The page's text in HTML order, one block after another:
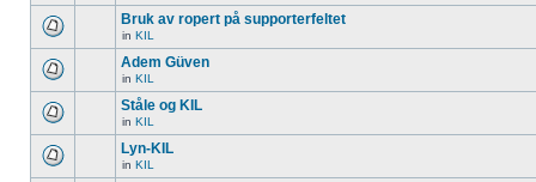
Bruk av ropert på supporterfeltet
in KIL
Adem Güven
in KIL
Ståle og KIL
in KIL
Lyn-KIL
in KIL